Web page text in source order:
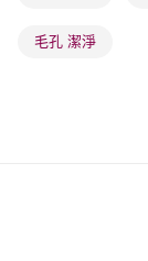
毛孔 潔淨